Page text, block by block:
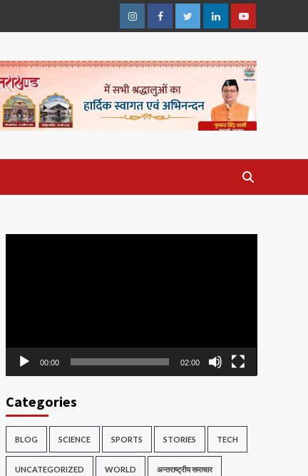
InstagramFacebookTwitterLinkedinYoutube
00:00 02:00
Categories
BLOG SCIENCE SPORTS STORIES TECH
UNCATEGORIZED WORLD अन्तराष्ट्रीय समाचार